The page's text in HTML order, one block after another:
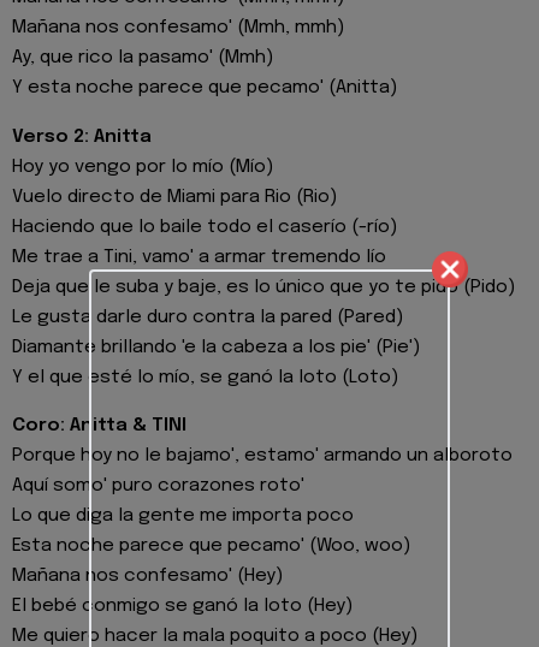
Mañana nos confesamo' (Mmh, mmh)
Ay, que rico la pasamo' (Mmh)
Y esta noche parece que pecamo' (Anitta)
Verso 2: Anitta
Hoy yo vengo por lo mío (Mío)
Vuelo directo de Miami para Rio (Rio)
Haciendo que lo baile todo el caserío (-río)
Me trae a Tini, vamo' a armar tremendo lío
Deja que le suba y baje, es lo único que yo te pido (Pido)
Le gusta darle duro contra la pared (Pared)
Diamante brillando 'e la cabeza a los pie' (Pie')
Y el que esté lo mío, se ganó la loto (Loto)
Coro: Anitta & TINI
Porque hoy no le bajamo', estamo' armando un alboroto
Aquí somo' puro corazones roto'
Lo que diga la gente me importa poco
Esta noche parece que pecamo' (Woo, woo)
Mañana nos confesamo' (Hey)
El bebé conmigo se ganó la loto (Hey)
Me quiero hacer la mala poquito a poco (Hey)